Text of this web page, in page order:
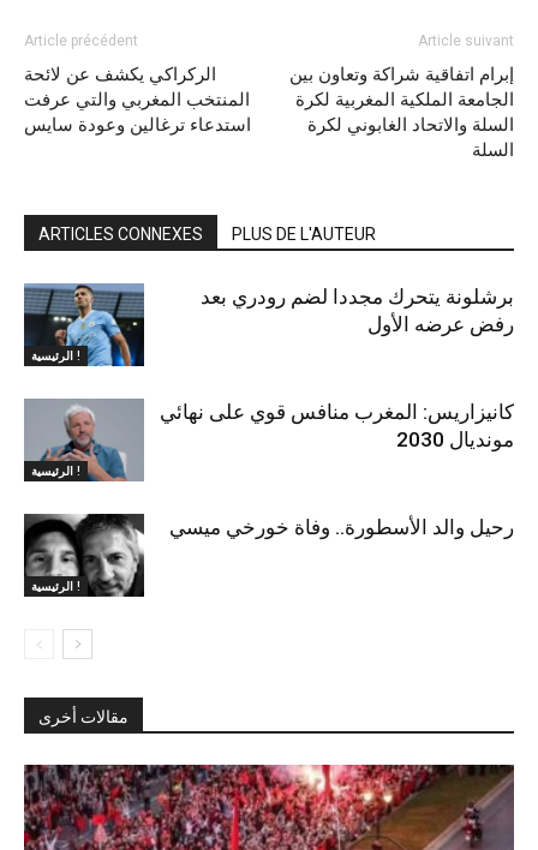
Article précédent
الركراكي يكشف عن لائحة
المنتخب المغربي والتي عرفت
استدعاء ترغالين وعودة سايس
Article suivant
إبرام اتفاقية شراكة وتعاون بين
الجامعة الملكية المغربية لكرة
السلة والاتحاد الغابوني لكرة
السلة
ARTICLES CONNEXES PLUS DE L'AUTEUR
الرئيسية !
برشلونة يتحرك مجددا لضم رودري بعد
رفض عرضه الأول
الرئيسية !
كانيزاريس: المغرب منافس قوي على نهائي
مونديال 2030
الرئيسية !
رحيل والد الأسطورة.. وفاة خورخي ميسي
مقالات أخرى